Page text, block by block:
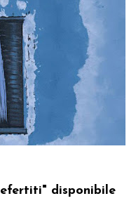
disponibile